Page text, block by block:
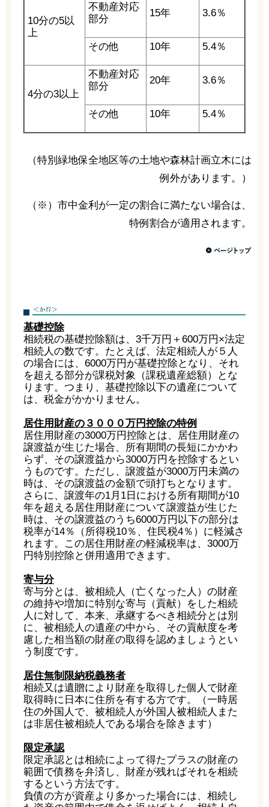
10分の5以
上
不動産対応
部分
15年 3.6％
その他 10年 5.4％
4分の3以上
不動産対応
部分
20年 3.6％
その他 10年 5.4％
（特別緑地保全地区等の土地や森林計画立木には
例外があります。）
（※）市中金利が一定の割合に満たない場合は、
特例割合が適用されます。
基礎控除
相続税の基礎控除額は、3千万円＋600万円×法定
相続人の数です。たとえば、法定相続人が５人
の場合には、6000万円が基礎控除となり、それ
を超える部分が課税対象（課税遺産総額）とな
ります。つまり、基礎控除以下の遺産について
は、税金がかかりません。
居住用財産の３０００万円控除の特例
居住用財産の3000万円控除とは、居住用財産の
譲渡益が生じた場合、所有期間の長短にかかわ
らず、その譲渡益から3000万円を控除するとい
うものです。ただし、譲渡益が3000万円未満の
時は、その譲渡益の金額で頭打ちとなります。
さらに、譲渡年の1月1日における所有期間が10
年を超える居住用財産について譲渡益が生じた
時は、その譲渡益のうち6000万円以下の部分は
税率が14％（所得税10％、住民税4％）に軽減さ
れます。この居住用財産の軽減税率は、3000万
円特別控除と併用適用できます。
寄与分
寄与分とは、被相続人（亡くなった人）の財産
の維持や増加に特別な寄与（貢献）をした相続
人に対して、本来、承継するべき相続分とは別
に、被相続人の遺産の中から、その貢献度を考
慮した相当額の財産の取得を認めましょうとい
う制度です。
居住無制限納税義務者
相続又は遺贈により財産を取得した個人で財産
取得時に日本に住所を有する方です。（一時居
住の外国人で、被相続人が外国人被相続人また
は非居住被相続人である場合を除きます）
限定承認
限定承認とは相続によって得たプラスの財産の
範囲で債務を弁済し、財産が残ればそれを相続
するという方法です。
負債の方が資産より多かった場合には、相続し